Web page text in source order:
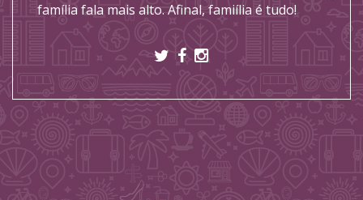
família fala mais alto. Afinal, famiília é tudo!